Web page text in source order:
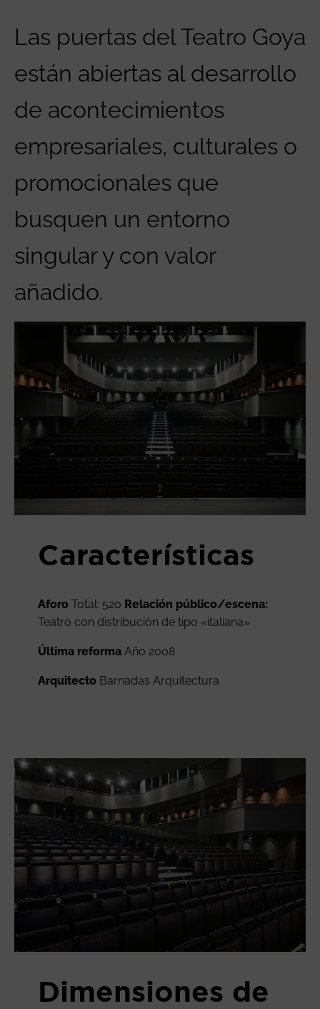
Las puertas del Teatro Goya
están abiertas al desarrollo
de acontecimientos
empresariales, culturales o
promocionales que
busquen un entorno
singular y con valor
añadido.
Características
AforoTotal: 520 Relación público/escena:
Teatro con distribución de tipo «italiana»
Última reformaAño 2008
ArquitectoBarnadas Arquitectura
Dimensiones de